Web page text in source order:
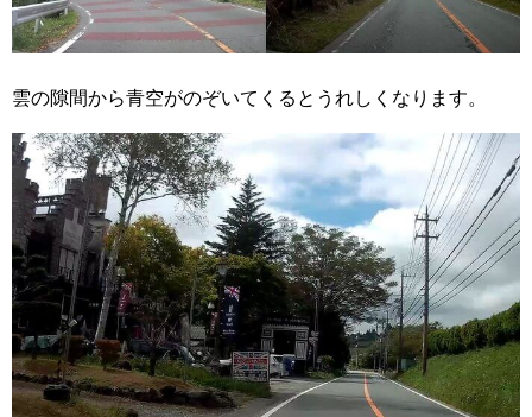
雲の隙間から青空がのぞいてくるとうれしくなります。